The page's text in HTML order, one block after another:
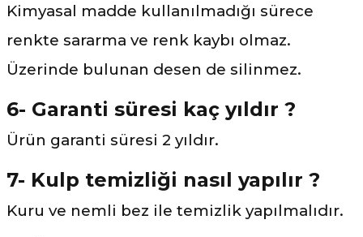
Kimyasal madde kullanılmadığı sürece
renkte sararma ve renk kaybı olmaz.
Üzerinde bulunan desen de silinmez.
6- Garanti süresi kaç yıldır ?
Ürün garanti süresi 2 yıldır.
7- Kulp temizliği nasıl yapılır ?
Kuru ve nemli bez ile temizlik yapılmalıdır.